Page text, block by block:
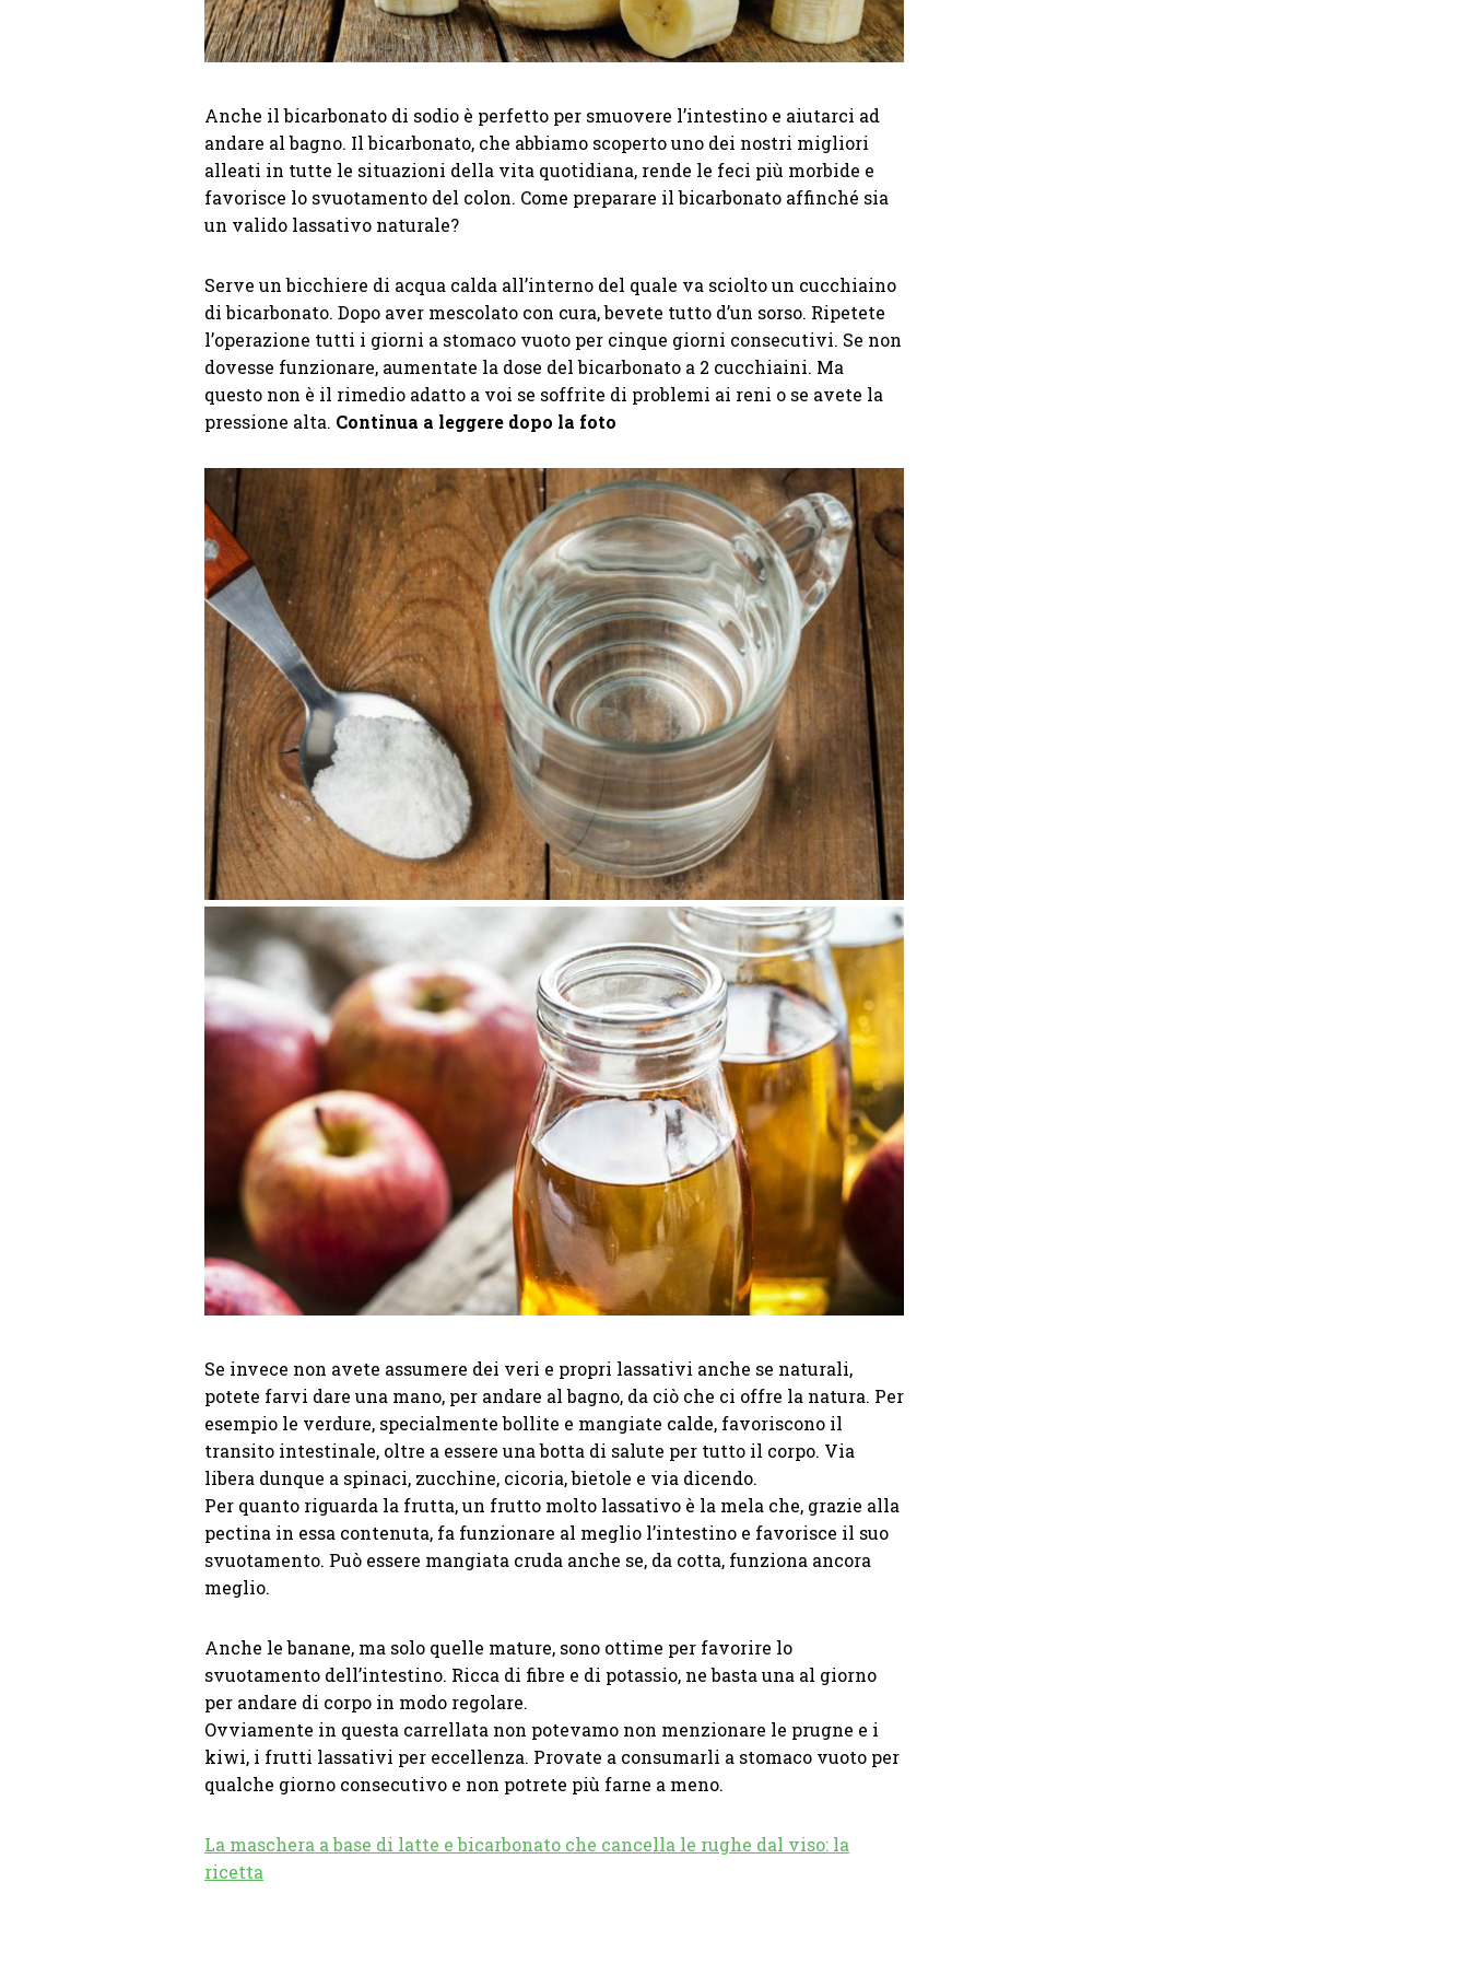
Anche il bicarbonato di sodio è perfetto per smuovere l’intestino e aiutarci ad
andare al bagno. Il bicarbonato, che abbiamo scoperto uno dei nostri migliori
alleati in tutte le situazioni della vita quotidiana, rende le feci più morbide e
favorisce lo svuotamento del colon. Come preparare il bicarbonato affinché sia
un valido lassativo naturale?
Serve un bicchiere di acqua calda all’interno del quale va sciolto un cucchiaino
di bicarbonato. Dopo aver mescolato con cura, bevete tutto d’un sorso. Ripetete
l’operazione tutti i giorni a stomaco vuoto per cinque giorni consecutivi. Se non
dovesse funzionare, aumentate la dose del bicarbonato a 2 cucchiaini. Ma
questo non è il rimedio adatto a voi se soffrite di problemi ai reni o se avete la
pressione alta. Continua a leggere dopo la foto
Se invece non avete assumere dei veri e propri lassativi anche se naturali,
potete farvi dare una mano, per andare al bagno, da ciò che ci offre la natura. Per
esempio le verdure, specialmente bollite e mangiate calde, favoriscono il
transito intestinale, oltre a essere una botta di salute per tutto il corpo. Via
libera dunque a spinaci, zucchine, cicoria, bietole e via dicendo.
Per quanto riguarda la frutta, un frutto molto lassativo è la mela che, grazie alla
pectina in essa contenuta, fa funzionare al meglio l’intestino e favorisce il suo
svuotamento. Può essere mangiata cruda anche se, da cotta, funziona ancora
meglio.
Anche le banane, ma solo quelle mature, sono ottime per favorire lo
svuotamento dell’intestino. Ricca di fibre e di potassio, ne basta una al giorno
per andare di corpo in modo regolare.
Ovviamente in questa carrellata non potevamo non menzionare le prugne e i
kiwi, i frutti lassativi per eccellenza. Provate a consumarli a stomaco vuoto per
qualche giorno consecutivo e non potrete più farne a meno.
La maschera a base di latte e bicarbonato che cancella le rughe dal viso: la
ricetta